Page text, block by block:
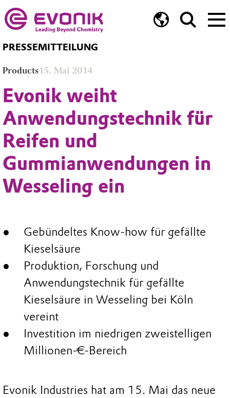
PRESSEMITTEILUNG
Products15. Mai 2014
Evonik weiht
Anwendungstechnik für
Reifen und
Gummianwendungen in
Wesseling ein
Gebündeltes Know-how für gefällte
Kieselsäure
Produktion, Forschung und
Anwendungstechnik für gefällte
Kieselsäure in Wesseling bei Köln
vereint
Investition im niedrigen zweistelligen
Millionen-€-Bereich
Evonik Industries hat am 15. Mai das neue